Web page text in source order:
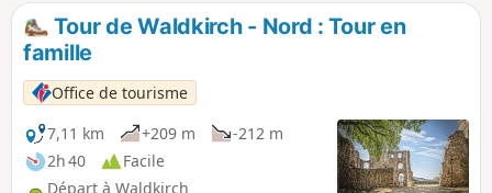
Tour de Waldkirch - Nord : Tour en
famille
Office de tourisme
7,11 km
+209 m
-212 m
2h 40
Facile
Départ à Waldkirch